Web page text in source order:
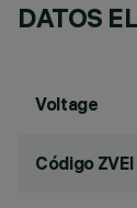
DATOS
Voltage
Código ZVEI